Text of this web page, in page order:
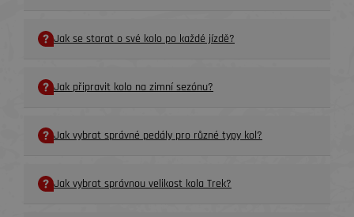
Jak se starat o své kolo po každé jízdě?
Jak připravit kolo na zimní sezónu?
Jak vybrat správné pedály pro různé typy kol?
Jak vybrat správnou velikost kola Trek?